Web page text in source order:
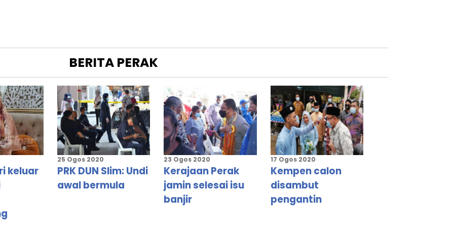
BERITA PERAK
keluar
25 Ogos 2020
PRK DUN Slim: Undi
awal bermula
23 Ogos 2020
Kerajaan Perak
jamin selesai isu
banjir
17 Ogos 2020
Kempen calon
disambut
pengantin